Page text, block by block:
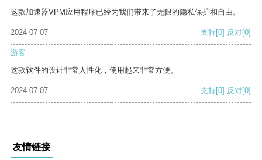
这款加速器VPM应用程序已经为我们带来了无限的隐私保护和自由。
2024-07-07 支持[0] 反对[0]
游客
这款软件的设计非常人性化，使用起来非常方便。
2024-07-07 支持[0] 反对[0]
友情链接